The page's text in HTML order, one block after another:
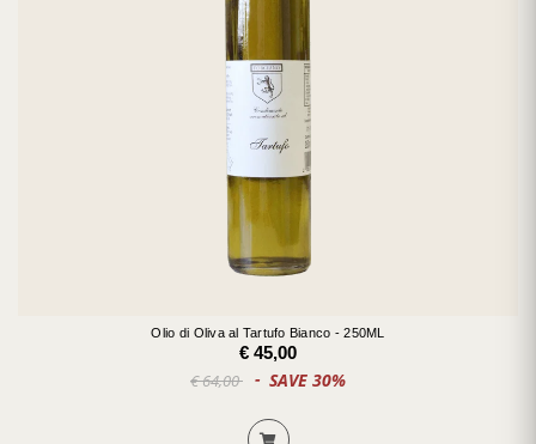
Olio di Oliva al Tartufo Bianco - 250ML
€ 45,00
€ 64,00 SAVE 30%